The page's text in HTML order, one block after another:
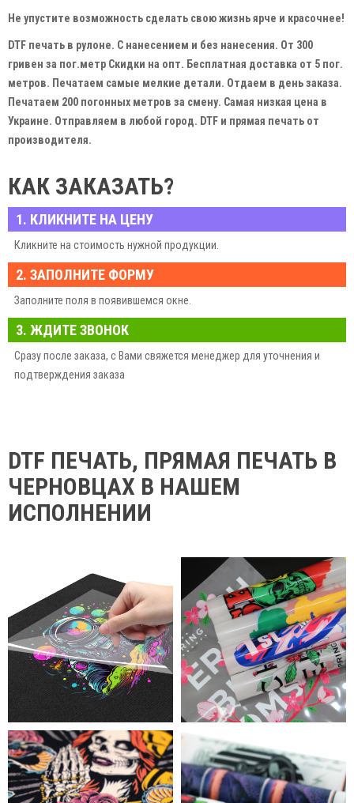
Не упустите возможность сделать свою жизнь ярче и красочнее!
DTF печать в рулоне. С нанесением и без нанесения. От 300
гривен за пог.метр Скидки на опт. Бесплатная доставка от 5 пог.
метров. Печатаем самые мелкие детали. Отдаем в день заказа.
Печатаем 200 погонных метров за смену. Самая низкая цена в
Украине. Отправляем в любой город. DTF и прямая печать от
производителя.
КАК ЗАКАЗАТЬ?
1. КЛИКНИТЕ НА ЦЕНУ
Кликните на стоимость нужной продукции.
2. ЗАПОЛНИТЕ ФОРМУ
Заполните поля в появившемся окне.
3. ЖДИТЕ ЗВОНОК
Сразу после заказа, с Вами свяжется менеджер для уточнения и
подтверждения заказа
DTF ПЕЧАТЬ, ПРЯМАЯ ПЕЧАТЬ В
ЧЕРНОВЦАХ В НАШЕМ
ИСПОЛНЕНИИ